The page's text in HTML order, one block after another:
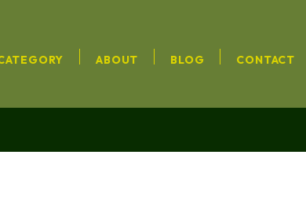
ABOUT BLOG CONTACT